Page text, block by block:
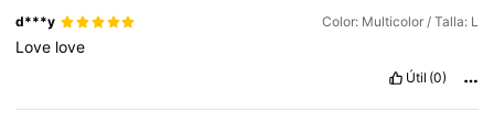
d***y Color: Multicolor / Talla: L
Love love
Útil (0)